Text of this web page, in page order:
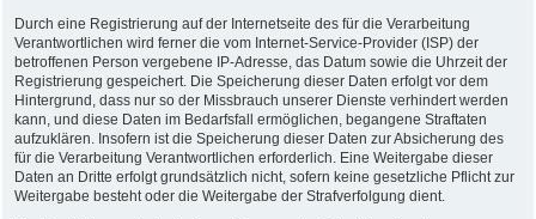
Durch eine Registrierung auf der Internetseite des für die Verarbeitung
Verantwortlichen wird ferner die vom Internet-Service-Provider (ISP) der
betroffenen Person vergebene IP-Adresse, das Datum sowie die Uhrzeit der
Registrierung gespeichert. Die Speicherung dieser Daten erfolgt vor dem
Hintergrund, dass nur so der Missbrauch unserer Dienste verhindert werden
kann, und diese Daten im Bedarfsfall ermöglichen, begangene Straftaten
aufzuklären. Insofern ist die Speicherung dieser Daten zur Absicherung des
für die Verarbeitung Verantwortlichen erforderlich. Eine Weitergabe dieser
Daten an Dritte erfolgt grundsätzlich nicht, sofern keine gesetzliche Pflicht zur
Weitergabe besteht oder die Weitergabe der Strafverfolgung dient.